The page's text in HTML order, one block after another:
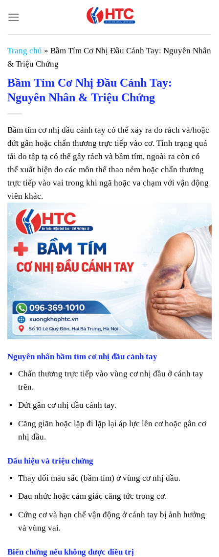
đến
nội
dung
Trang chủ » Bầm Tím Cơ Nhị Đầu Cánh Tay: Nguyên Nhân
& Triệu Chứng
Bầm Tím Cơ Nhị Đầu Cánh Tay:
Nguyên Nhân & Triệu Chứng
Bầm tím cơ nhị đầu cánh tay có thể xảy ra do rách và/hoặc
đứt gân hoặc chấn thương trực tiếp vào cơ. Tình trạng quá
tải do tập tạ có thể gây rách và bầm tím, ngoài ra còn có
thể xuất hiện do các môn thể thao ném hoặc chấn thương
trực tiếp vào vai trong khi ngã hoặc va chạm với vận động
viên khác.
Nguyên nhân bầm tím cơ nhị đầu cánh tay
Chấn thương trực tiếp vào vùng cơ nhị đầu ở cánh tay
trên.
Đứt gân cơ nhị đầu cánh tay.
Căng giãn hoặc lặp đi lặp lại áp lực lên cơ hoặc gân cơ
nhị đầu.
Dấu hiệu và triệu chứng
Thay đổi màu sắc (bầm tím) ở vùng cơ nhị đầu.
Đau nhức hoặc cảm giác căng tức trong cơ.
Cứng cơ và hạn chế vận động ở cánh tay bị ảnh hưởng
và vùng vai.
Biến chứng nếu không được điều trị